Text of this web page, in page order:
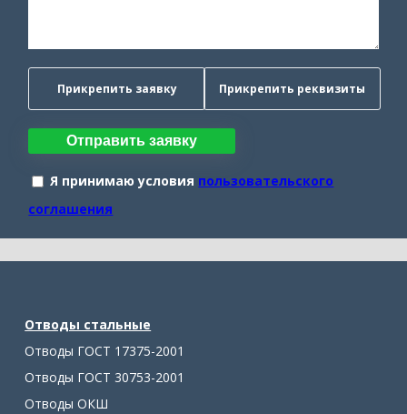
Прикрепить заявку Прикрепить реквизиты
Отправить заявку
Я принимаю условия пользовательского
соглашения
Отводы стальные
Отводы ГОСТ 17375-2001
Отводы ГОСТ 30753-2001
Отводы ОКШ